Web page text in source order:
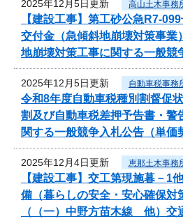
2025年12月5日更新 高山土木事務
【建設工事】第工砂公急R7-
交付金（急傾斜地崩壊対策事業
地崩壊対策工事に関する一般競
2025年12月5日更新 自動車税事務
令和8年度自動車税種別割督促
割及び自動車税差押予告書・警
関する一般競争入札公告（単価
2025年12月4日更新 恵那土木事務
【建設工事】交工第現施暮－
備（暮らしの安全・安心確保対
（（一）中野方苗木線 他）交